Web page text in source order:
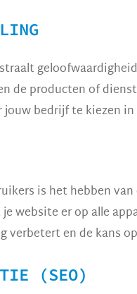
de producten of
bedrijf te kiezen
is het hebben
website er op alle
en de kans
(SEO)